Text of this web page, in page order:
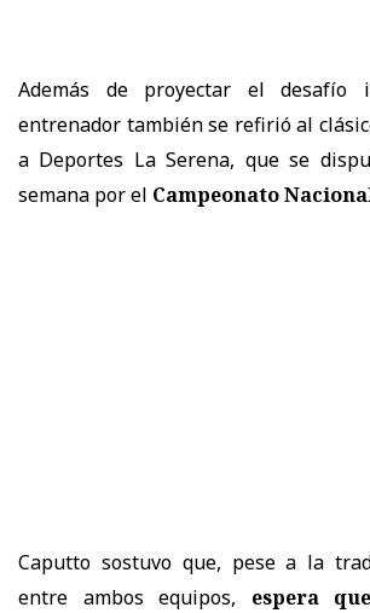
Además de proyectar el desafío
entrenador también se refirió al
a Deportes La Serena, que se
semana por el Campeonato
Caputto sostuvo que, pese a la
entre ambos equipos, espera